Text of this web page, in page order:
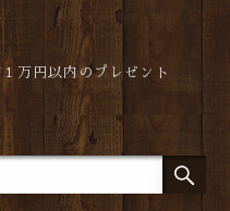
万円以内のプレゼント